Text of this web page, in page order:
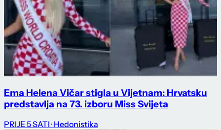
Ema Helena Vičar stigla u Vijetnam: Hrvatsku
predstavlja na 73. izboru Miss Svijeta
PRIJE 5 SATI · Hedonistika